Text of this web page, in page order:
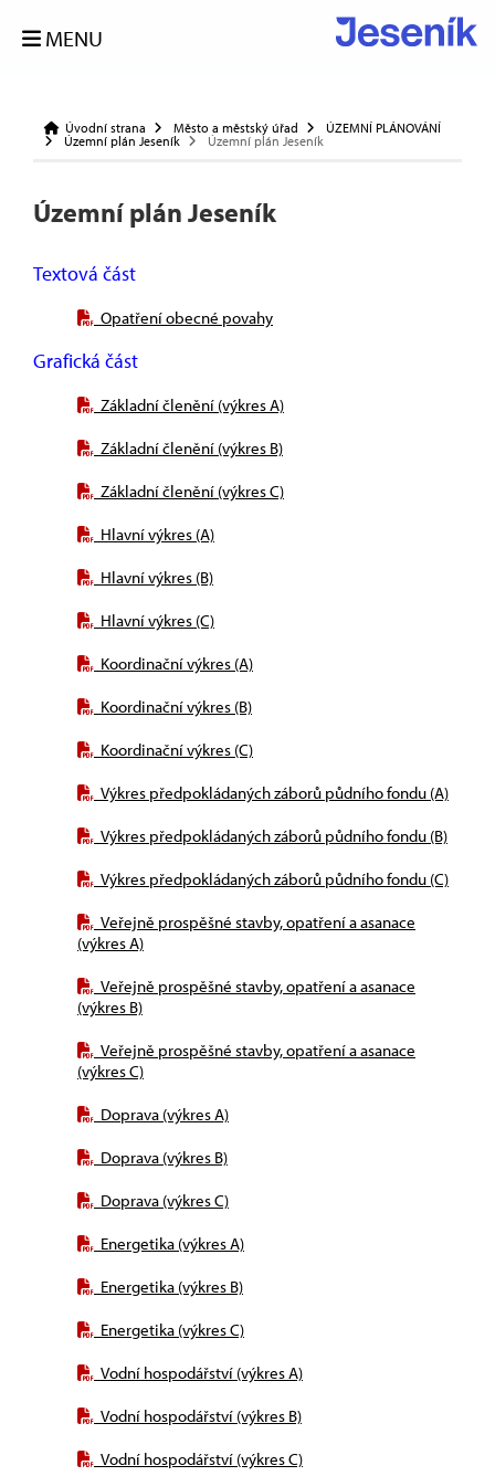
MENU
Úvodní strana Město a městský úřad
ÚZEMNÍ PLÁNOVÁNÍ
Územní plán Jeseník
Územní plán Jeseník
Územní plán Jeseník
Textová část
Opatření obecné povahy
Grafická část
Základní členění (výkres A)
Základní členění (výkres B)
Základní členění (výkres C)
Hlavní výkres (A)
Hlavní výkres (B)
Hlavní výkres (C)
Koordinační výkres (A)
Koordinační výkres (B)
Koordinační výkres (C)
Výkres předpokládaných záborů půdního fondu (A)
Výkres předpokládaných záborů půdního fondu (B)
Výkres předpokládaných záborů půdního fondu (C)
Veřejně prospěšné stavby, opatření a asanace
(výkres A)
Veřejně prospěšné stavby, opatření a asanace
(výkres B)
Veřejně prospěšné stavby, opatření a asanace
(výkres C)
Doprava (výkres A)
Doprava (výkres B)
Doprava (výkres C)
Energetika (výkres A)
Energetika (výkres B)
Energetika (výkres C)
Vodní hospodářství (výkres A)
Vodní hospodářství (výkres B)
Vodní hospodářství (výkres C)